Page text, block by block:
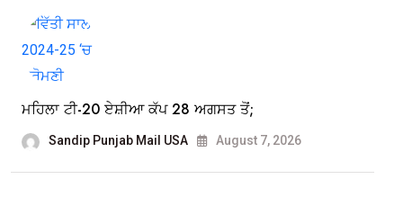
ਮਹਿਲਾ ਟੀ-20 ਏਸ਼ੀਆ ਕੱਪ 28 ਅਗਸਤ ਤੋਂ;
Sandip Punjab Mail USA August 7, 2026